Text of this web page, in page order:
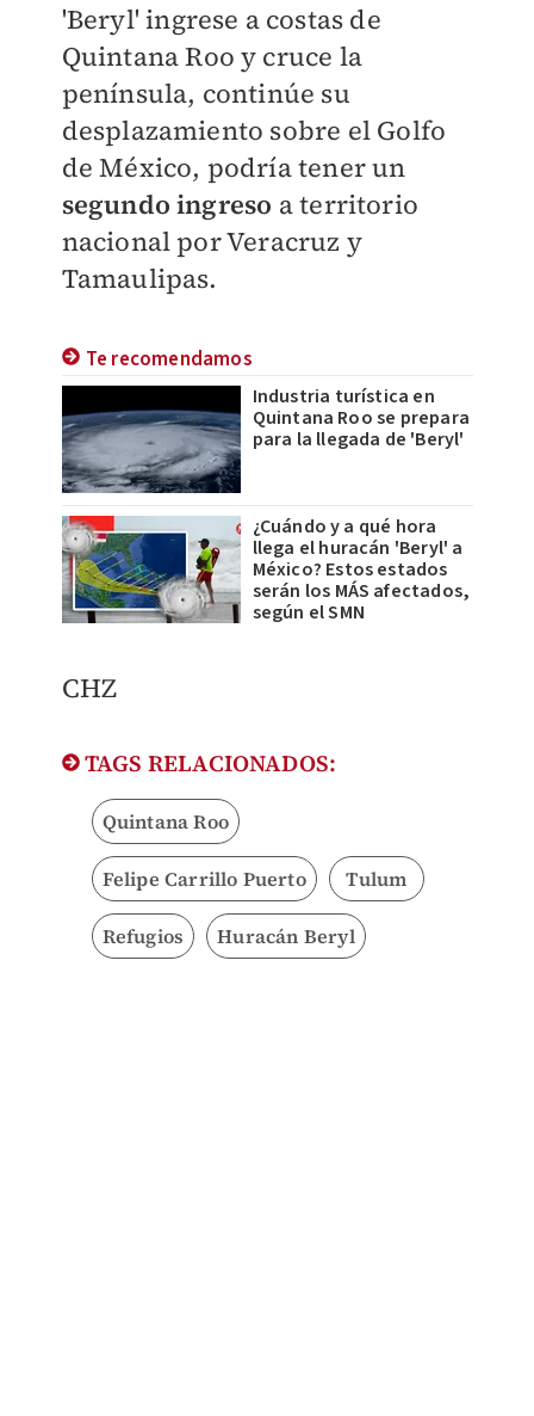
'Beryl' ingrese a costas de
Quintana Roo y cruce la
península, continúe su
desplazamiento sobre el Golfo
de México, podría tener un
segundo ingreso a territorio
nacional por Veracruz y
Tamaulipas.
Te recomendamos
Industria turística en
Quintana Roo se prepara
para la llegada de 'Beryl'
¿Cuándo y a qué hora
llega el huracán 'Beryl' a
México? Estos estados
serán los MÁS afectados,
según el SMN
CHZ
TAGS RELACIONADOS:
Quintana Roo
Felipe Carrillo Puerto Tulum
Refugios Huracán Beryl